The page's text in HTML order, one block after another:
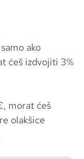
ako
ćeš izdvojiti 3%
morat ćeš
olakšice